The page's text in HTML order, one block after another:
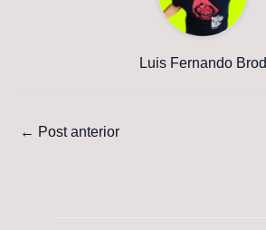
Luis Fernando Brod
← Post anterior